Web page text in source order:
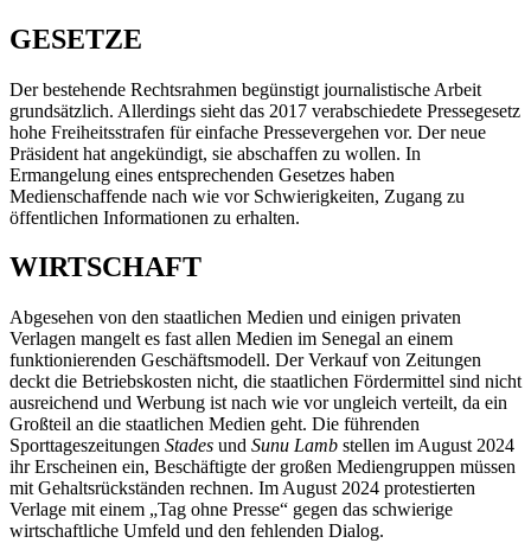
GESETZE
Der bestehende Rechtsrahmen begünstigt journalistische Arbeit
grundsätzlich. Allerdings sieht das 2017 verabschiedete Pressegesetz
hohe Freiheitsstrafen für einfache Pressevergehen vor. Der neue
Präsident hat angekündigt, sie abschaffen zu wollen. In
Ermangelung eines entsprechenden Gesetzes haben
Medienschaffende nach wie vor Schwierigkeiten, Zugang zu
öffentlichen Informationen zu erhalten.
WIRTSCHAFT
Abgesehen von den staatlichen Medien und einigen privaten
Verlagen mangelt es fast allen Medien im Senegal an einem
funktionierenden Geschäftsmodell. Der Verkauf von Zeitungen
deckt die Betriebskosten nicht, die staatlichen Fördermittel sind nicht
ausreichend und Werbung ist nach wie vor ungleich verteilt, da ein
Großteil an die staatlichen Medien geht. Die führenden
Sporttageszeitungen Stades und Sunu Lamb stellen im August 2024
ihr Erscheinen ein, Beschäftigte der großen Mediengruppen müssen
mit Gehaltsrückständen rechnen. Im August 2024 protestierten
Verlage mit einem „Tag ohne Presse“ gegen das schwierige
wirtschaftliche Umfeld und den fehlenden Dialog.